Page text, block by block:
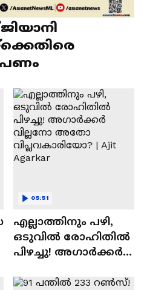
എല്ലാത്തിനും പഴി,
ഒടുവില്‍ രോഹിതില്‍
പിഴച്ചു! അഗാര്‍ക്കർ
വിപ്ലവകാരിയോ? |
05:51